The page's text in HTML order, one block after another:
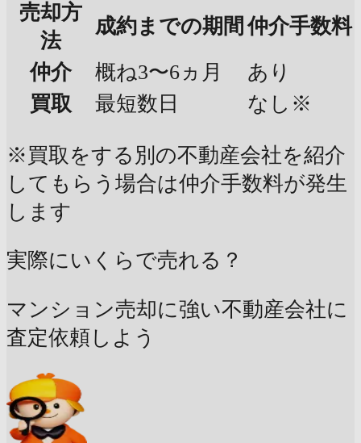
売却方
法
成約までの期間 仲介手数料
仲介
概ね3〜6ヵ月
あり
買取
最短数日 なし※
※買取をする別の不動産会社を紹介
してもらう場合は仲介手数料が発生
します
実際にいくらで売れる？
マンション売却に強い不動産会社に
査定依頼しよう